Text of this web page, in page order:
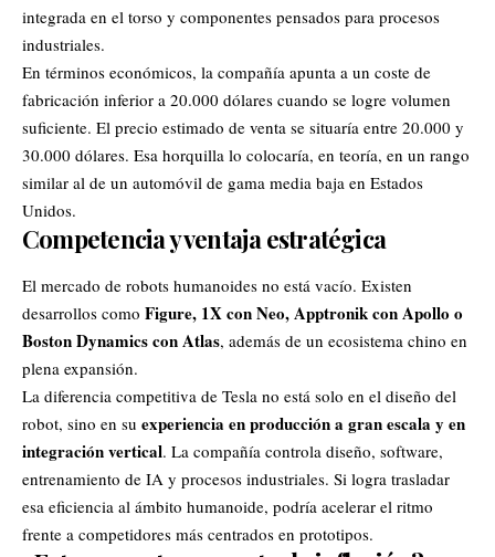
integrada en el torso y componentes pensados para procesos
industriales.
En términos económicos, la compañía apunta a un coste de
fabricación inferior a 20.000 dólares cuando se logre volumen
suficiente. El precio estimado de venta se situaría entre 20.000 y
30.000 dólares. Esa horquilla lo colocaría, en teoría, en un rango
similar al de un automóvil de gama media baja en Estados
Unidos.
Competencia y ventaja estratégica
El mercado de robots humanoides no está vacío. Existen
desarrollos como Figure, 1X con Neo, Apptronik con Apollo o
Boston Dynamics con Atlas, además de un ecosistema chino en
plena expansión.
La diferencia competitiva de Tesla no está solo en el diseño del
robot, sino en su experiencia en producción a gran escala y en
integración vertical. La compañía controla diseño, software,
entrenamiento de IA y procesos industriales. Si logra trasladar
esa eficiencia al ámbito humanoide, podría acelerar el ritmo
frente a competidores más centrados en prototipos.